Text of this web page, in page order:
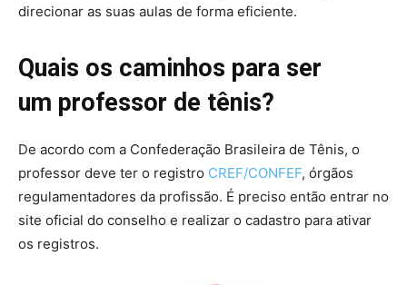
direcionar as suas aulas de forma eficiente.
Quais os caminhos para ser
um professor de tênis?
De acordo com a Confederação Brasileira de Tênis, o
professor deve ter o registro CREF/CONFEF, órgãos
regulamentadores da profissão. É preciso então entrar no
site oficial do conselho e realizar o cadastro para ativar
os registros.